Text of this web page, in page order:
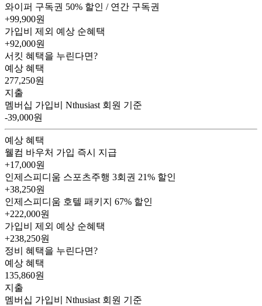
와이퍼 구독권 50% 할인 / 연간 구독권
+99,900원
가입비 제외 예상 순혜택
+92,000원
서킷 혜택을 누린다면?
예상 혜택
277,250원
지출
멤버십 가입비
Nthusiast 회원 기준
-39,000원
예상 혜택
웰컴 바우처 가입 즉시 지급
+17,000원
인제스피디움 스포츠주행 3회권 21% 할인
+38,250원
인제스피디움 호텔 패키지 67% 할인
+222,000원
가입비 제외 예상 순혜택
+238,250원
정비 혜택을 누린다면?
예상 혜택
135,860원
지출
멤버십 가입비
Nthusiast 회원 기준